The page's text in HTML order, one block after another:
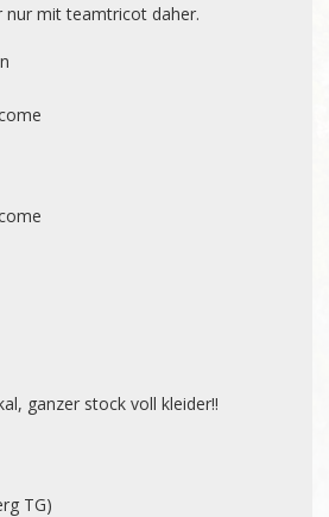
nur mit teamtricot daher.
ganzer stock voll kleider!!
TG)